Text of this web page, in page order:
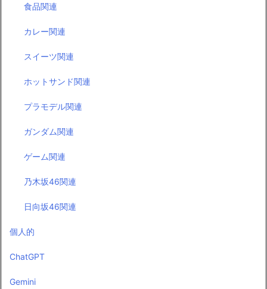
食品関連
カレー関連
スイーツ関連
ホットサンド関連
プラモデル関連
ガンダム関連
ゲーム関連
乃木坂46関連
日向坂46関連
個人的
ChatGPT
Gemini